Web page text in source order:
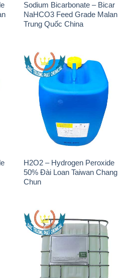
Sodium Bicarbonate – Bicar
NaHCO3 Feed Grade Malan
Trung Quốc China
H2O2 – Hydrogen Peroxide
50% Đài Loan Taiwan Chang
Chun